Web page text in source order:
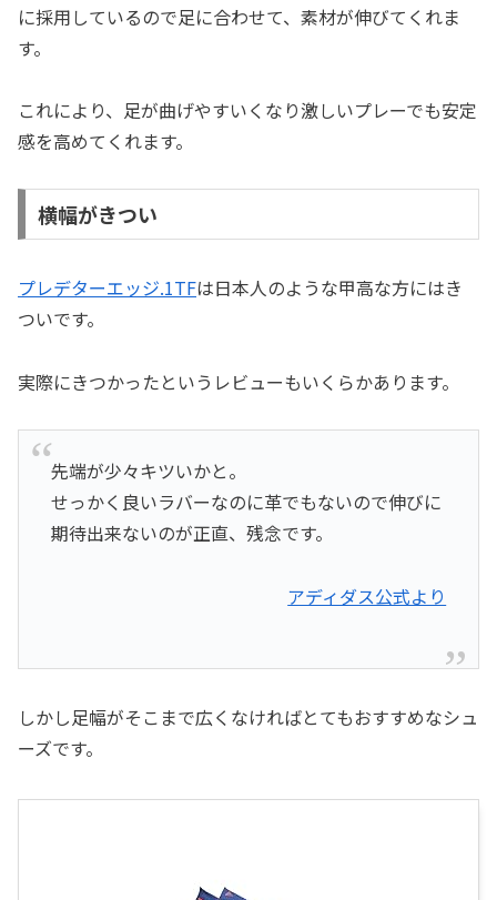
に採用しているので足に合わせて、素材が伸びてくれま
す。
これにより、足が曲げやすいくなり激しいプレーでも安定
感を高めてくれます。
横幅がきつい
プレデターエッジ.1TFは日本人のような甲高な方にはき
ついです。
実際にきつかったというレビューもいくらかあります。
先端が少々キツいかと。
せっかく良いラバーなのに革でもないので伸びに
期待出来ないのが正直、残念です。
アディダス公式より
しかし足幅がそこまで広くなければとてもおすすめなシュ
ーズです。